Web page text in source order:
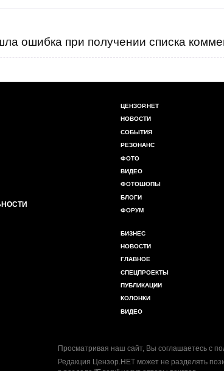
ошибка при получении списка
ЦЕНЗОР.НЕТ
НОВОСТИ
СОБЫТИЯ
РЕЗОНАНС
ФОТО
ВИДЕО
ФОТОШОПЫ
БЛОГИ
ФОРУМ
БИЗНЕС
НОВОСТИ
ГЛАВНОЕ
СПЕЦПРОЕКТЫ
ПУБЛИКАЦИИ
КОЛОНКИ
ВИДЕО
Просматривая наш сайт, Вы соглашаетесь с
Редакция Цензор.НЕТ может не разделять